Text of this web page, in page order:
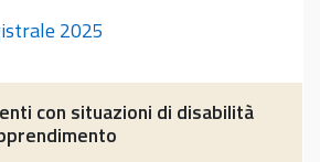
2025
con situazioni di disabilità